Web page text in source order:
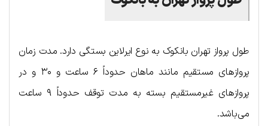
طول پرواز تهران بانکوک به نوع ایرلاین بستگی دارد. مدت زمان
پروازهای مستقیم مانند ماهان حدوداً ۶ ساعت و ۳۰ و در
پروازهای غیرمستقیم بسته به مدت توقف حدوداً ۹ ساعت
می‌باشد.